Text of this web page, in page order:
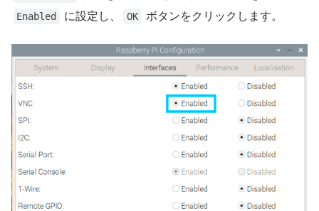
Enabled に設定し、 OK ボタンをクリックします。